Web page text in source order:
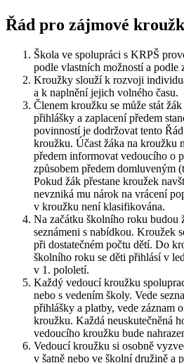
Řád pro zájmové
Škola ve spolupráci s KRPŠ
podle vlastních možností a podle
Kroužky slouží k rozvoji
a k naplnění jejich volného času.
Členem kroužku se může stát
přihlášky a zaplacení předem
povinností je dodržovat tento
kroužku. Účast žáka na kroužku
předem informovat vedoucího o
způsobem předem domluveným
Pokud žák přestane kroužek
nevzniká mu nárok na vrácení
v kroužku není klasifikována.
Na začátku školního roku budou
seznámeni s nabídkou. Kroužek
při dostatečném počtu dětí. Do
školního roku se děti přihlásí v
v 1. pololetí.
Každý vedoucí kroužku
nebo s vedením školy. Vede
přihlášky a platby, vede záznam
kroužku. Každá neuskutečněná
vedoucího kroužku bude
Vedoucí kroužku si osobně
v šatně nebo ve školní družině a